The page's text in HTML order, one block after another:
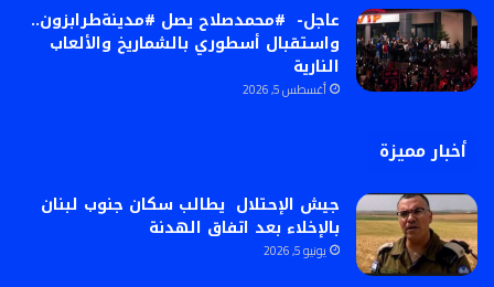
عاجل- #محمدصلاح يصل #مدينةطرابزون..
واستقبال أسطوري بالشماريخ والألعاب
النارية
أغسطس 5, 2026
أخبار مميزة
جيش الإحتلال يطالب سكان جنوب لبنان
بالإخلاء بعد اتفاق الهدنة
يونيو 5, 2026